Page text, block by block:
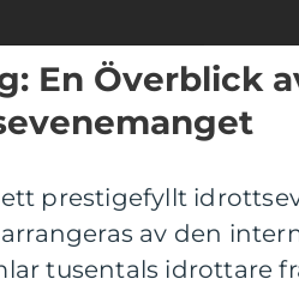
En Överblick
ett prestigefyllt
av den
tusentals idrottare